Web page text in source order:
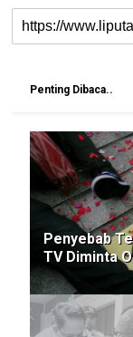
Penting Dibaca..
Penyebab
TV Diminta